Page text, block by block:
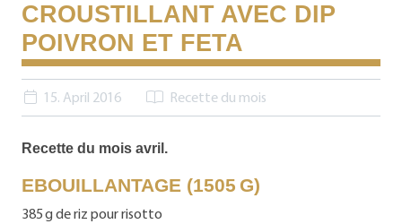
CROUSTILLANT AVEC DIP
POIVRON ET FETA
15. April 2016 Recette du mois
Recette du mois avril.
EBOUILLANTAGE (1505 G)
385 g de riz pour risotto